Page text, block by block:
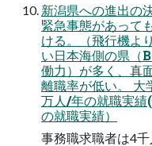
新潟県への進出の
緊急事態があって
ける。（飛行機よ
い日本海側の県（
働力）が多く、真
離職率が低い。 大
万人/年の就職実績
の就職実績）
事務職求職者は4